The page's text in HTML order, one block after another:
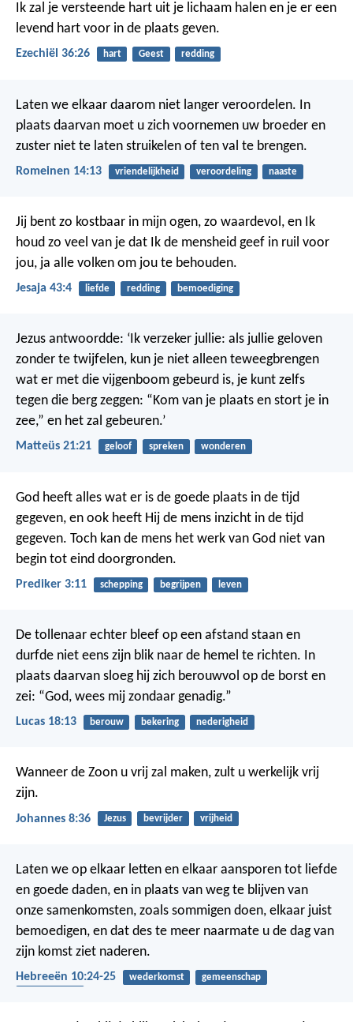
Ik zal je versteende hart uit je lichaam halen en je er een
levend hart voor in de plaats geven.
Ezechiël 36:26 hart Geest redding
Laten we elkaar daarom niet langer veroordelen. In
plaats daarvan moet u zich voornemen uw broeder en
zuster niet te laten struikelen of ten val te brengen.
Romeinen 14:13 vriendelijkheid veroordeling naaste
Jij bent zo kostbaar in mijn ogen, zo waardevol, en Ik
houd zo veel van je dat Ik de mensheid geef in ruil voor
jou, ja alle volken om jou te behouden.
Jesaja 43:4 liefde redding bemoediging
Jezus antwoordde: ‘Ik verzeker jullie: als jullie geloven
zonder te twijfelen, kun je niet alleen teweegbrengen
wat er met die vijgenboom gebeurd is, je kunt zelfs
tegen die berg zeggen: “Kom van je plaats en stort je in
zee,” en het zal gebeuren.’
Matteüs 21:21 geloof spreken wonderen
God heeft alles wat er is de goede plaats in de tijd
gegeven, en ook heeft Hij de mens inzicht in de tijd
gegeven. Toch kan de mens het werk van God niet van
begin tot eind doorgronden.
Prediker 3:11 schepping begrijpen leven
De tollenaar echter bleef op een afstand staan en
durfde niet eens zijn blik naar de hemel te richten. In
plaats daarvan sloeg hij zich berouwvol op de borst en
zei: “God, wees mij zondaar genadig.”
Lucas 18:13 berouw bekering nederigheid
Wanneer de Zoon u vrij zal maken, zult u werkelijk vrij
zijn.
Johannes 8:36 Jezus bevrijder vrijheid
Laten we op elkaar letten en elkaar aansporen tot liefde
en goede daden, en in plaats van weg te blijven van
onze samenkomsten, zoals sommigen doen, elkaar juist
bemoedigen, en dat des te meer naarmate u de dag van
zijn komst ziet naderen.
Hebreeën 10:24-25 wederkomst
gemeenschap